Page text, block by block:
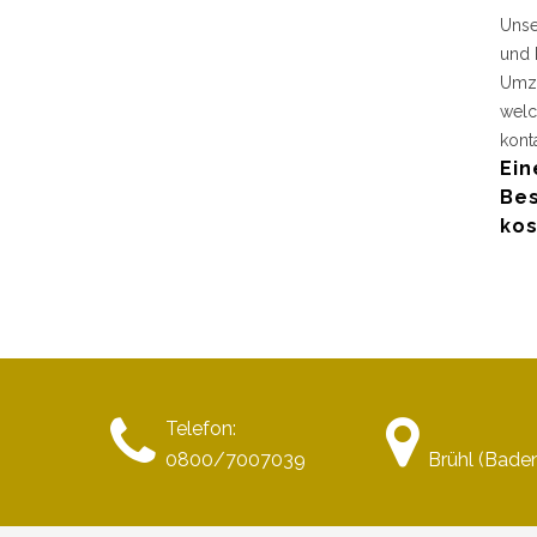
und
Telefon:
0800/7007039
Brühl